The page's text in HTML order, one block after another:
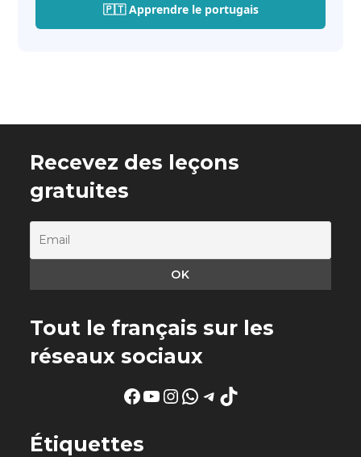
🇵🇹 Apprendre le portugais
Recevez des leçons
gratuites
Tout le français sur les
réseaux sociaux
Facebook
YouTube
Instagram
WhatsApp
Telegram
TikTok
Étiquettes